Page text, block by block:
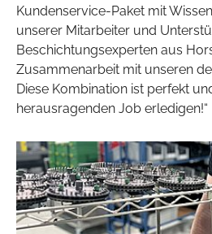
Kundenservice-Paket mit
unserer Mitarbeiter und
Beschichtungsexperten aus
Zusammenarbeit mit unseren
Diese Kombination ist perfekt
herausragenden Job erledigen!“